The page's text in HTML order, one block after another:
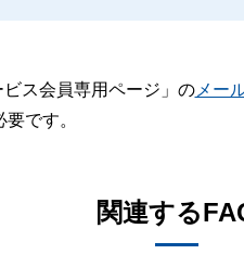
ス会員専用ページ」のメー
です。
関連する